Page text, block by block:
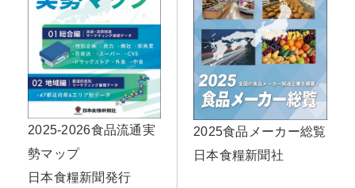
2025-2026食品流通実
勢マップ
日本食糧新聞発行
2025食品メーカー総覧
日本食糧新聞社